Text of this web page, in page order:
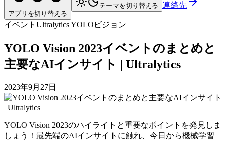
アプリを切り替える
テーマを切り替える 連絡先
イベント Ultralytics YOLOビジョン
YOLO Vision 2023イベントのまとめと
主要なAIインサイト | Ultralytics
2023年9月27日
YOLO Vision 2023のハイライトと重要なポイントを発見しま
しょう！最先端のAIインサイトに触れ、今日から機械学習